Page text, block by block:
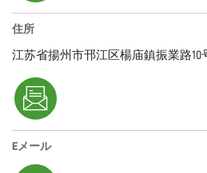
住所
江苏省揚州市邗江区楊庙鎮振業路10
Eメール